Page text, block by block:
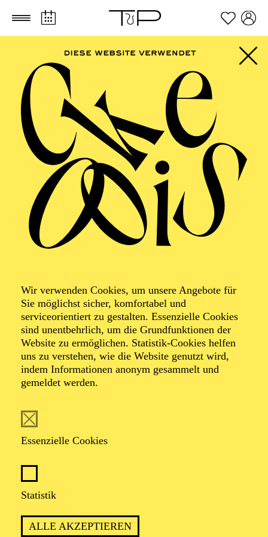
Zum Hauptinhalt springen Zum Footer springen
Wir verwenden Cookies, um unsere Angebote für
Sie möglichst sicher, komfortabel und
serviceorientiert zu gestalten. Essenzielle Cookies
sind unentbehrlich, um die Grundfunktionen der
Website zu ermöglichen. Statistik-Cookies helfen
uns zu verstehen, wie die Website genutzt wird,
indem Informationen anonym gesammelt und
gemeldet werden.
Essenzielle Cookies
Statistik
ALLE AKZEPTIEREN
Foto: Benne Ochs
Ensemblemitglied des Aalto Musiktheaters Essen. Zu